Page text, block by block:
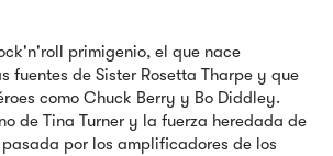
primigenio, el que nace
fuentes de Sister Rosetta Tharpe y que
como Chuck Berry y Bo Diddley.
de Tina Turner y la fuerza heredada de
por los amplificadores de los